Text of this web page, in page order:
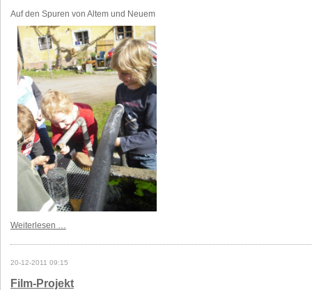
Auf den Spuren von Altem und Neuem
Weiterlesen …
20-12-2011 09:15
Film-Projekt